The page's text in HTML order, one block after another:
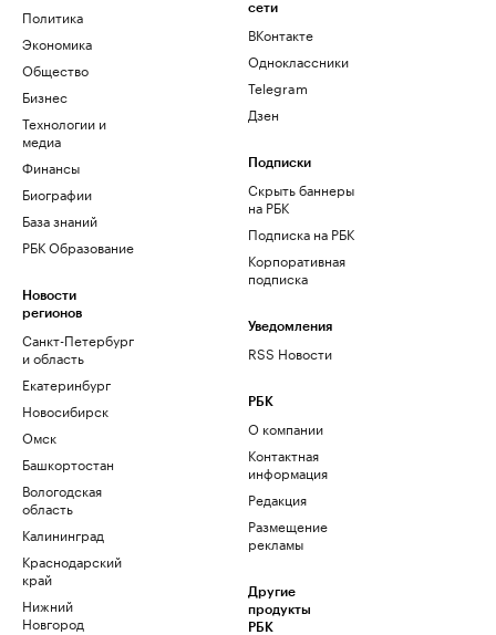
Политика
Экономика
Общество
Бизнес
Технологии и
медиа
Финансы
Биографии
База знаний
РБК Образование
Новости
регионов
Санкт-Петербург
и область
Екатеринбург
Новосибирск
Омск
Башкортостан
Вологодская
область
Калининград
Краснодарский
край
Нижний
Новгород
сети
ВКонтакте
Одноклассники
Telegram
Дзен
Подписки
Скрыть баннеры
на РБК
Подписка на РБК
Корпоративная
подписка
Уведомления
RSS Новости
РБК
О компании
Контактная
информация
Редакция
Размещение
рекламы
Другие
продукты
РБК